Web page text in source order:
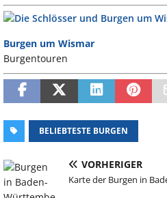
Burgen um Wismar
Burgentouren
BELIEBTESTE BURGEN
VORHERIGER
Karte der Burgen in